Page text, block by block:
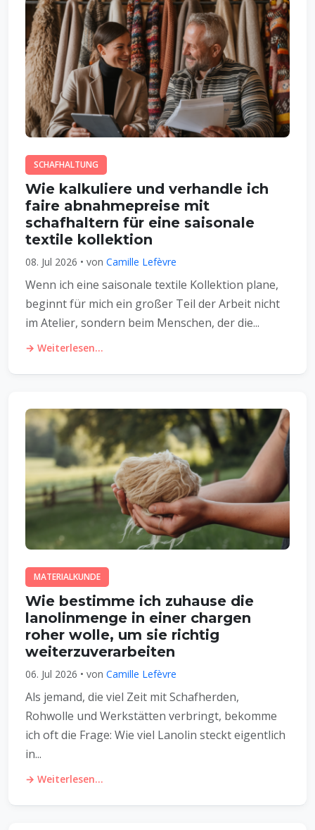
SCHAFHALTUNG
Wie kalkuliere und verhandle ich
faire abnahmepreise mit
schafhaltern für eine saisonale
textile kollektion
08. Jul 2026 • von Camille Lefèvre
Wenn ich eine saisonale textile Kollektion plane,
beginnt für mich ein großer Teil der Arbeit nicht
im Atelier, sondern beim Menschen, der die...
→ Weiterlesen...
MATERIALKUNDE
Wie bestimme ich zuhause die
lanolinmenge in einer chargen
roher wolle, um sie richtig
weiterzuverarbeiten
06. Jul 2026 • von Camille Lefèvre
Als jemand, die viel Zeit mit Schafherden,
Rohwolle und Werkstätten verbringt, bekomme
ich oft die Frage: Wie viel Lanolin steckt eigentlich
in...
→ Weiterlesen...